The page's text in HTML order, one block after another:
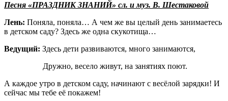
Песня «ПРАЗДНИК ЗНАНИЙ» сл. и муз. В. Шестаковой
Лень: Поняла, поняла… А чем же вы целый день занимаетесь
в детском саду? Здесь же одна скукотища…
Ведущий: Здесь дети развиваются, много занимаются,
Дружно, весело живут, на занятиях поют.
А каждое утро в детском саду, начинают с весёлой зарядки! И
сейчас мы тебе её покажем!